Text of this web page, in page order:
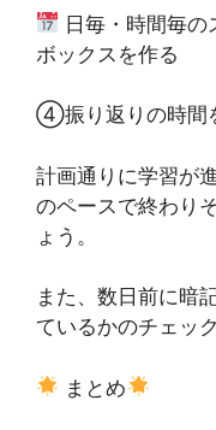
日毎・時間毎の
ボックスを作る
④振り返りの時間
計画通りに学習が
のペースで終わり
ょう。
また、数日前に暗
ているかのチェッ
まとめ